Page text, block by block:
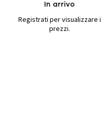
In arrivo
Registrati per visualizzare i
prezzi.